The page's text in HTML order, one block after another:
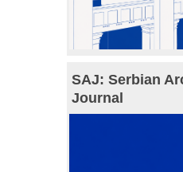
SAJ: Serbian
Journal